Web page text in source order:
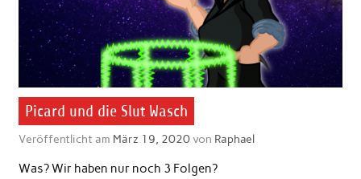
Picard und die Slut Wasch
Veröffentlicht am März 19, 2020von Raphael
Was? Wir haben nur noch 3 Folgen?